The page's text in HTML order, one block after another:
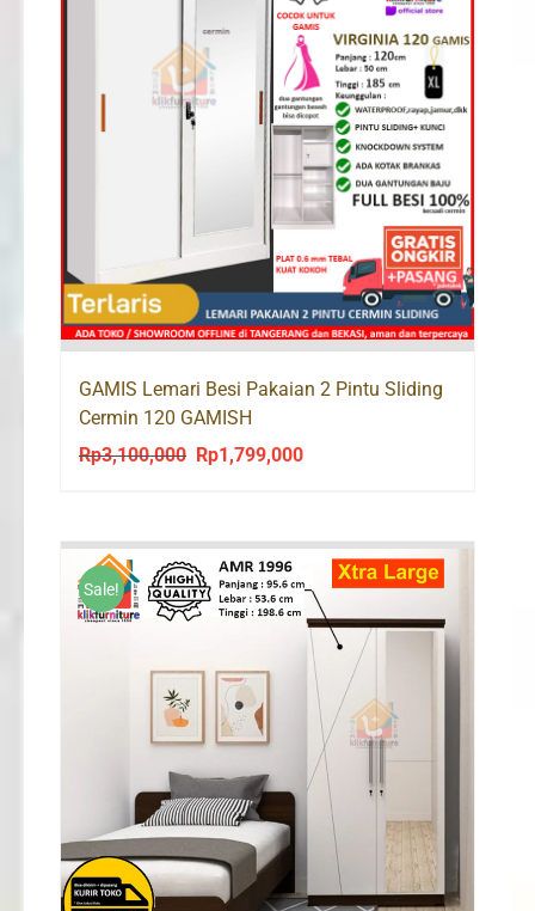
GAMIS Lemari Besi Pakaian 2 Pintu Sliding
Cermin 120 GAMISH
Rp3,100,000
Original
Rp3,100,000.
Rp1,799,000Current
Rp1,799,000.
Sale!